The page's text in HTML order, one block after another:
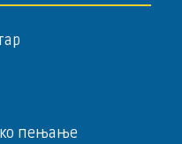
пењање